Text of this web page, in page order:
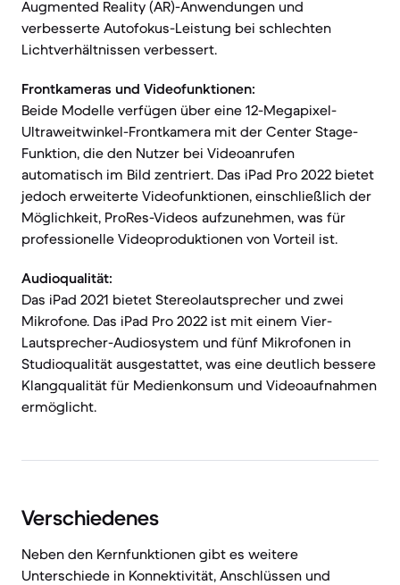
Augmented Reality (AR)-Anwendungen und
verbesserte Autofokus-Leistung bei schlechten
Lichtverhältnissen verbessert.
Frontkameras und Videofunktionen:
Beide Modelle verfügen über eine 12-Megapixel-
Ultraweitwinkel-Frontkamera mit der Center Stage-
Funktion, die den Nutzer bei Videoanrufen
automatisch im Bild zentriert. Das iPad Pro 2022 bietet
jedoch erweiterte Videofunktionen, einschließlich der
Möglichkeit, ProRes-Videos aufzunehmen, was für
professionelle Videoproduktionen von Vorteil ist.
Audioqualität:
Das iPad 2021 bietet Stereolautsprecher und zwei
Mikrofone. Das iPad Pro 2022 ist mit einem Vier-
Lautsprecher-Audiosystem und fünf Mikrofonen in
Studioqualität ausgestattet, was eine deutlich bessere
Klangqualität für Medienkonsum und Videoaufnahmen
ermöglicht.
Verschiedenes
Neben den Kernfunktionen gibt es weitere
Unterschiede in Konnektivität, Anschlüssen und